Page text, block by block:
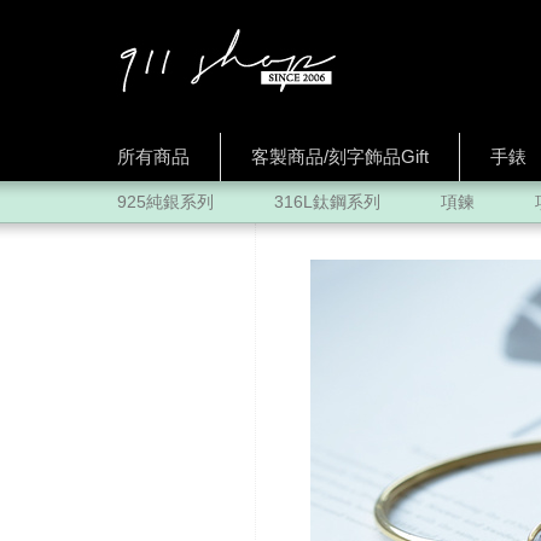
所有商品 客製商品/刻字飾品Gift 手錶
925純銀系列 316L鈦鋼系列 項鍊